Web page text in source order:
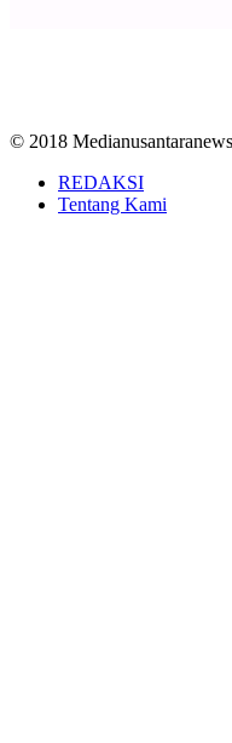
© 2018
REDAKSI
Tentang Kami